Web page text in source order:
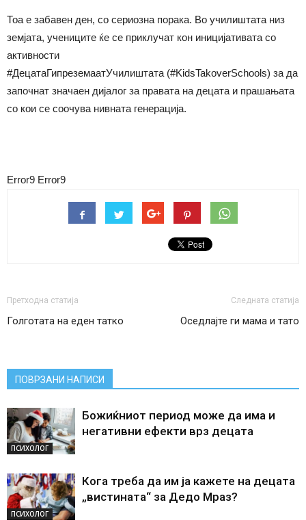
Тоа е забавен ден, со сериозна порака. Во училиштата низ
земјата, учениците ќе се приклучат кон иницијативата со
активности
#ДецатаГипреземаатУчилиштата (#KidsTakoverSchools) за да
започнат значаен дијалог за правата на децата и прашањата
со кои се соочува нивната генерација.
Error9 Error9
Претходна статија
Голготата на еден татко
Следната статија
Оседлајте ги мама и тато
ПОВРЗАНИ НАПИСИ
ПСИХОЛОГ
Божиќниот период може да има и
негативни ефекти врз децата
ПСИХОЛОГ
Кога треба да им ја кажете на децата
„вистината“ за Дедо Мраз?